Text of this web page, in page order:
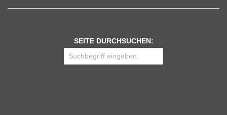
SEITE DURCHSUCHEN: